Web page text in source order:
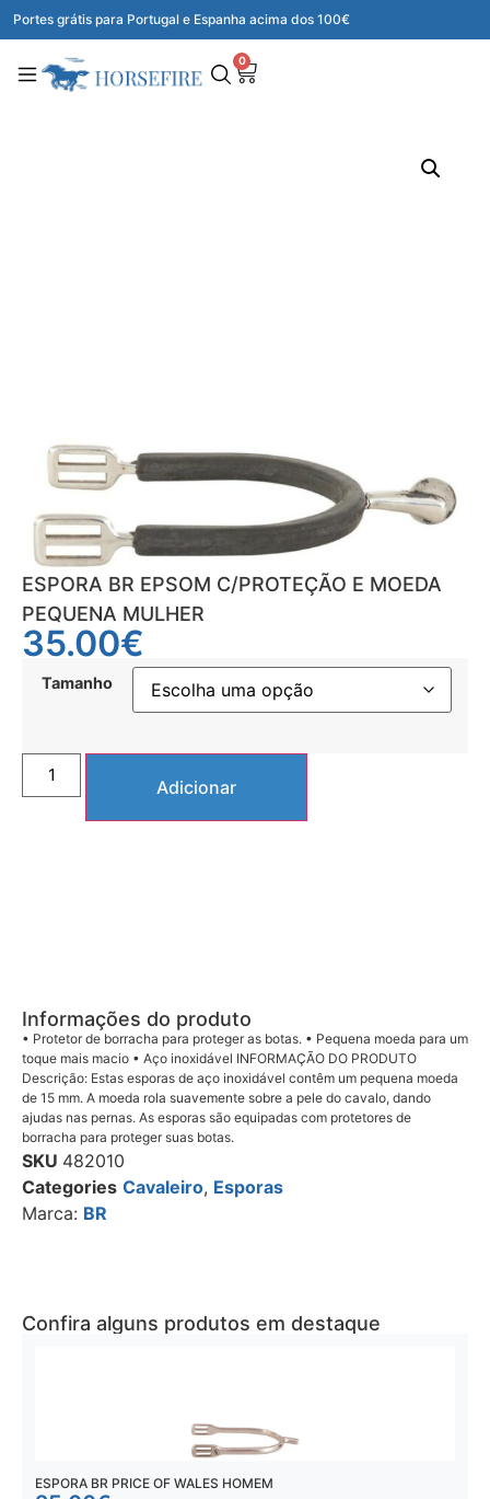
Portes grátis para Portugal e Espanha acima dos 100€
0
ESPORA BR EPSOM C/PROTEÇÃO E MOEDA
PEQUENA MULHER
35.00€
Tamanho
Adicionar
Informações do produto
• Protetor de borracha para proteger as botas. • Pequena moeda para um
toque mais macio • Aço inoxidável INFORMAÇÃO DO PRODUTO
Descrição: Estas esporas de aço inoxidável contêm um pequena moeda
de 15 mm. A moeda rola suavemente sobre a pele do cavalo, dando
ajudas nas pernas. As esporas são equipadas com protetores de
borracha para proteger suas botas.
SKU 482010
Categories Cavaleiro, Esporas
Marca: BR
Confira alguns produtos em destaque
ESPORA BR PRICE OF WALES HOMEM